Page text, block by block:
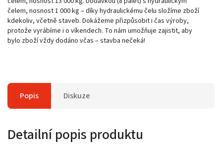
čelem, nosnost 1 000 kg – díky hydraulickému čelu složíme zboží
kdekoliv, včetně staveb. Dokážeme přizpůsobit i čas výroby,
protože vyrábíme i o víkendech. To nám umožňuje zajistit, aby
bylo zboží vždy dodáno včas – stavba nečeká!
Popis Diskuze
Detailní popis produktu